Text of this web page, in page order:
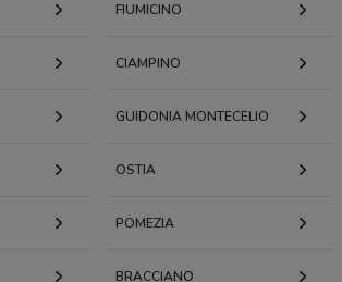
FIUMICINO
CIAMPINO
GUIDONIA MONTECELIO
OSTIA
POMEZIA
BRACCIANO